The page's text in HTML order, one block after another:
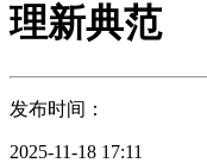
理新典范
发布时间：
2025-11-18 17:11